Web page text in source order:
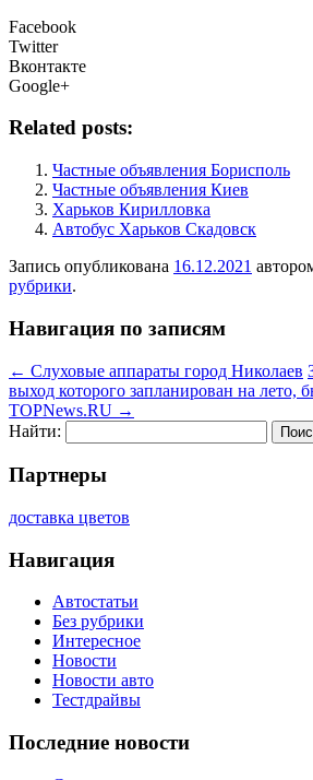
Facebook
Twitter
Вконтакте
Google+
Related posts:
Частные объявления Борисполь
Частные объявления Киев
Харьков Кирилловка
Автобус Харьков Скадовск
Запись опубликована 16.12.2021
рубрики.
Навигация по записям
← Слуховые аппараты город Николаев
выход которого запланирован на лето,
TOPNews.RU →
Найти:
Партнеры
доставка цветов
Навигация
Автостатьи
Без рубрики
Интересное
Новости
Новости авто
Тестдрайвы
Последние новости